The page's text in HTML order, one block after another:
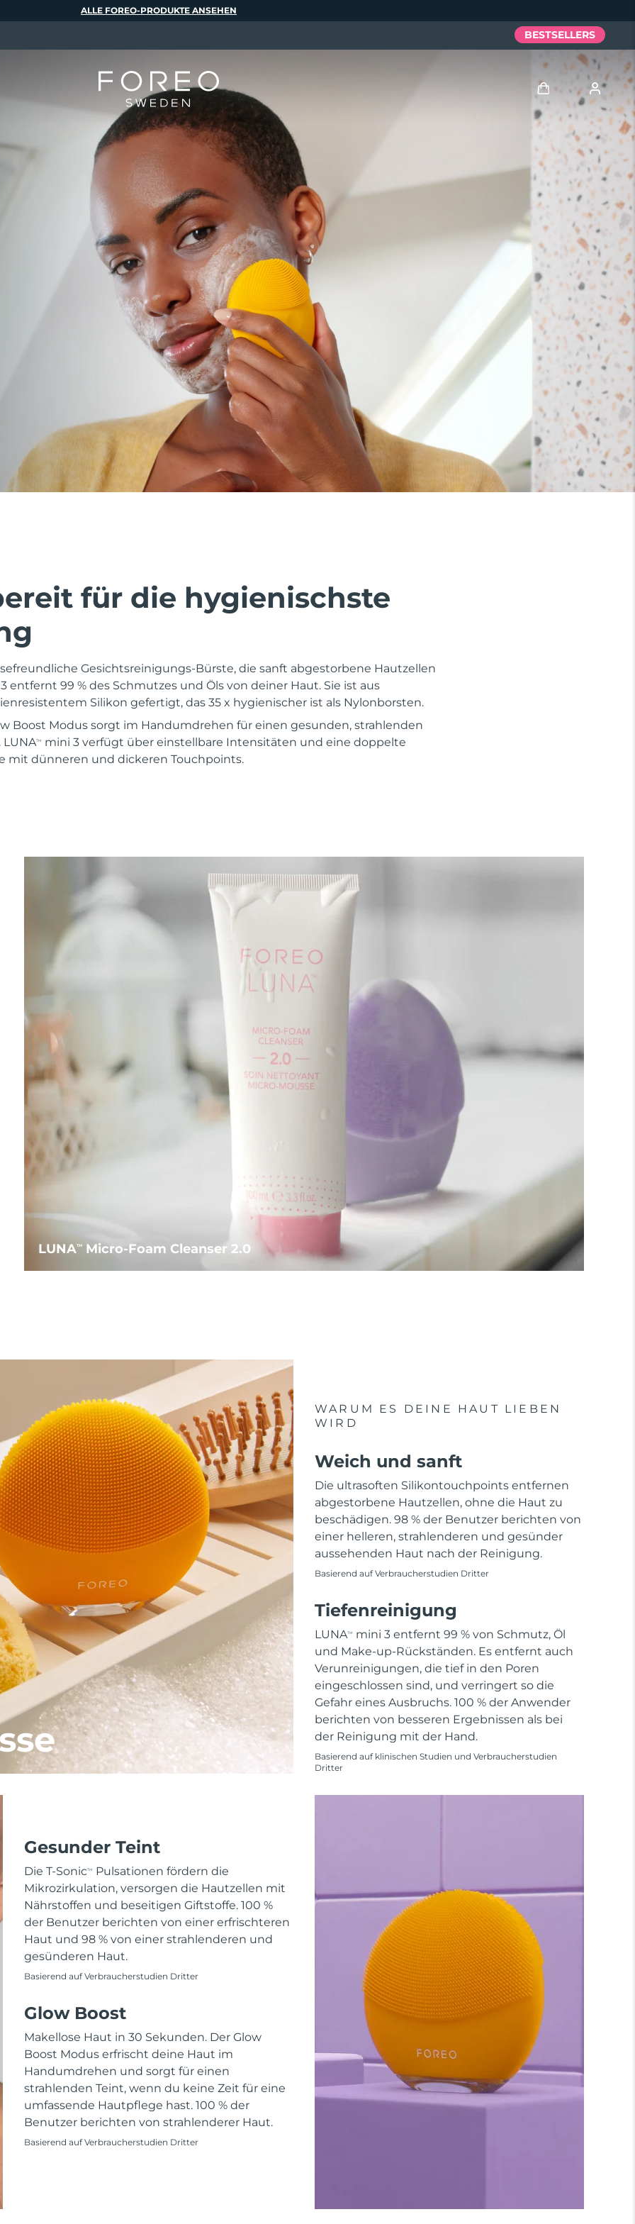
für die hygienischste
Gesichtsreinigungs-Bürste, die sanft abgestorbene Hautzellen
entfernt 99 % des Schmutzes und Öls von deiner Haut. Sie ist aus
Silikon gefertigt, das 35 x hygienischer ist als Nylonborsten.
Boost Modus sorgt im Handumdrehen für einen gesunden, strahlenden
LUNATM
mini 3 verfügt über einstellbare Intensitäten und eine doppelte
mit dünneren und dickeren Touchpoints.
LUNATMMicro-Foam Cleanser 2.0
WARUM ES DEINE HAUT LIEBEN
WIRD
Weich und sanft
Die ultrasoften Silikontouchpoints entfernen
abgestorbene Hautzellen, ohne die Haut zu
beschädigen. 98 % der Benutzer berichten von
einer helleren, strahlenderen und gesünder
aussehenden Haut nach der Reinigung.
Basierend auf Verbraucherstudien Dritter
Tiefenreinigung
LUNATM
mini 3 entfernt 99 % von Schmutz, Öl
und Make-up-Rückständen. Es entfernt auch
Verunreinigungen, die tief in den Poren
eingeschlossen sind, und verringert so die
Gefahr eines Ausbruchs. 100 % der Anwender
berichten von besseren Ergebnissen als bei
der Reinigung mit der Hand.
Basierend auf klinischen Studien und Verbraucherstudien
Dritter
Gesunder Teint
Die T-SonicTM
Pulsationen fördern die
Mikrozirkulation, versorgen die Hautzellen mit
Nährstoffen und beseitigen Giftstoffe. 100 %
der Benutzer berichten von einer erfrischteren
Haut und 98 % von einer strahlenderen und
gesünderen Haut.
Basierend auf Verbraucherstudien Dritter
Glow Boost
Makellose Haut in 30 Sekunden. Der Glow
Boost Modus erfrischt deine Haut im
Handumdrehen und sorgt für einen
strahlenden Teint, wenn du keine Zeit für eine
umfassende Hautpflege hast. 100 % der
Benutzer berichten von strahlenderer Haut.
Basierend auf Verbraucherstudien Dritter
ALLE FOREO-PRODUKTE ANSEHEN
BESTSELLERS
Anmelden
Benutzerkonto
Meine Geräte
Meine Bestellungen
Meine Adressen
Meine Abonnements